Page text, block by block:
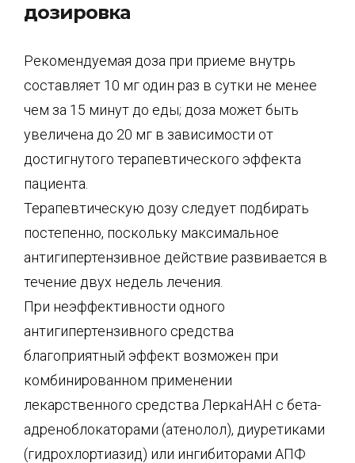
дозировка
Рекомендуемая доза при приеме внутрь
составляет 10 мг один раз в сутки не менее
чем за 15 минут до еды; доза может быть
увеличена до 20 мг в зависимости от
достигнутого терапевтического эффекта
пациента.
Терапевтическую дозу следует подбирать
постепенно, поскольку максимальное
антигипертензивное действие развивается в
течение двух недель лечения.
При неэффективности одного
антигипертензивного средства
благоприятный эффект возможен при
комбинированном применении
лекарственного средства ЛеркаНАН с бета-
адреноблокаторами (атенолол), диуретиками
(гидрохлортиазид) или ингибиторами АПФ